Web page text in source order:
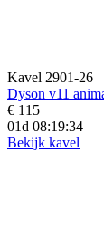
Kavel 2901-26
Dyson v11
€ 115
01d 08:19:32
Bekijk kavel